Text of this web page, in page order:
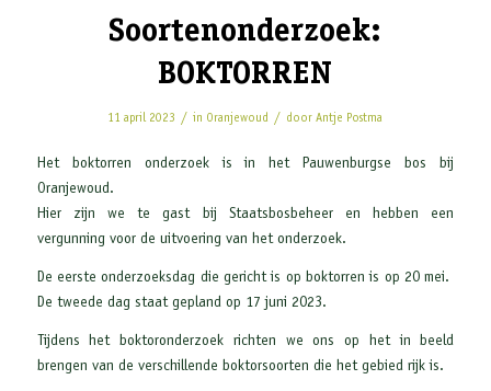
Soortenonderzoek:
BOKTORREN
11 april 2023 / in Oranjewoud / doorAntje Postma
Het boktorren onderzoek is in het Pauwenburgse bos bij
Oranjewoud.
Hier zijn we te gast bij Staatsbosbeheer en hebben een
vergunning voor de uitvoering van het onderzoek.
De eerste onderzoeksdag die gericht is op boktorren is op 20 mei.
De tweede dag staat gepland op 17 juni 2023.
Tijdens het boktoronderzoek richten we ons op het in beeld
brengen van de verschillende boktorsoorten die het gebied rijk is.